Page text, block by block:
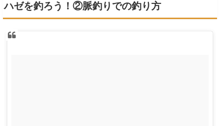
ハゼを釣ろう！②脈釣りでの釣り方